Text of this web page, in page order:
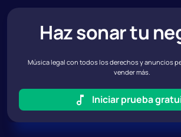
Haz sonar tu
Música legal con todos los derechos y anuncios
vender más.
Iniciar prueba